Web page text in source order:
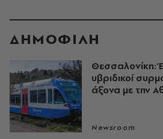
ΔΗΜΟΦΙΛΗ
Θεσσαλονίκη:
υβριδικοί
άξονα με την
Newsroom